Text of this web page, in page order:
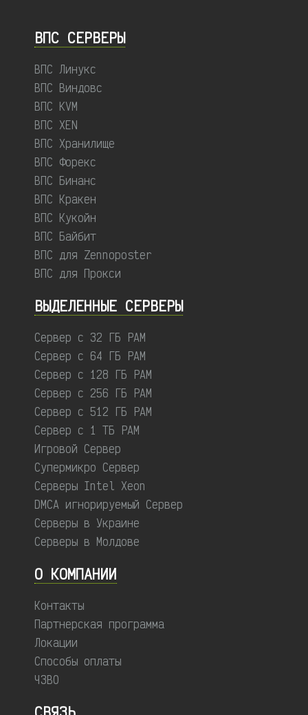
ВПС СЕРВЕРЫ
ВПС Линукс
ВПС Виндовс
ВПС KVM
ВПС XEN
ВПС Хранилище
ВПС Форекс
ВПС Бинанс
ВПС Кракен
ВПС Кукойн
ВПС Байбит
ВПС для Zennoposter
ВПС для Прокси
ВЫДЕЛЕННЫЕ CЕРВЕРЫ
Сервер с 32 ГБ РАМ
Сервер с 64 ГБ РАМ
Сервер с 128 ГБ РАМ
Сервер с 256 ГБ РАМ
Сервер с 512 ГБ РАМ
Сервер с 1 ТБ РАМ
Игровой Сервер
Супермикро Сервер
Серверы Intel Xeon
DMCA игнорируемый Сервер
Серверы в Украине
Серверы в Молдове
О КОМПАНИИ
Контакты
Партнерская программа
Локации
Способы оплаты
ЧЗВО